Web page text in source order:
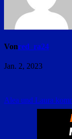
Vonred_ra24
Jan. 2, 2023
Alea und Laura